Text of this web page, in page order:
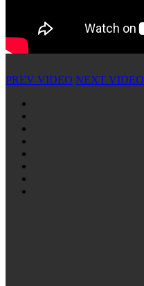
PREV VIDEO NEXT VIDEO